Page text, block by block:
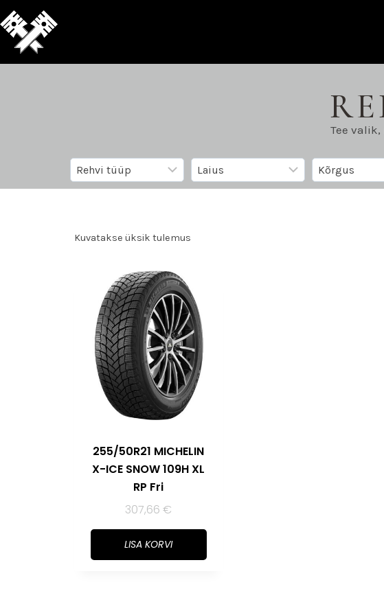
Tee
Kuvatakse üksik tulemus
255/50R21 MICHELIN
X-ICE SNOW 109H XL
RP Fri
307,66€
LISA KORVI